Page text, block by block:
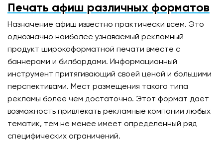
Печать афиш различных форматов
Назначение афиш известно практически всем. Это
однозначно наиболее узнаваемый рекламный
продукт широкоформатной печати вместе с
баннерами и билбордами. Информационный
инструмент притягивающий своей ценой и большими
перспективами. Мест размещения такого типа
рекламы более чем достаточно. Этот формат дает
возможность привлекать рекламные компании любых
тематик, тем не менее имеет определенный ряд
специфических ограничений.